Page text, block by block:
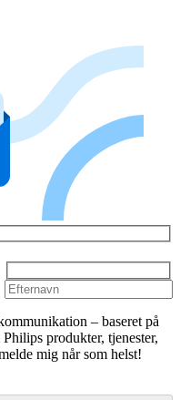
– baseret på
produkter, tjenester,
mig når som helst!